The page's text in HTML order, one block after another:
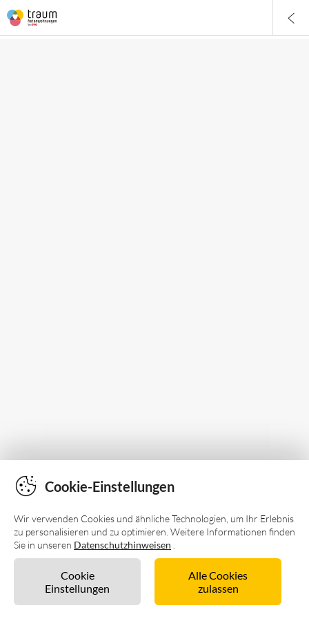
Unverbindlich anfragen
Cookie-Einstellungen
Wir verwenden Cookies und ähnliche Technologien, um Ihr Erlebnis
zu personalisieren und zu optimieren. Weitere Informationen finden
Sie in unseren Datenschutzhinweisen
Cookie
Einstellungen
Alle Cookies
zulassen